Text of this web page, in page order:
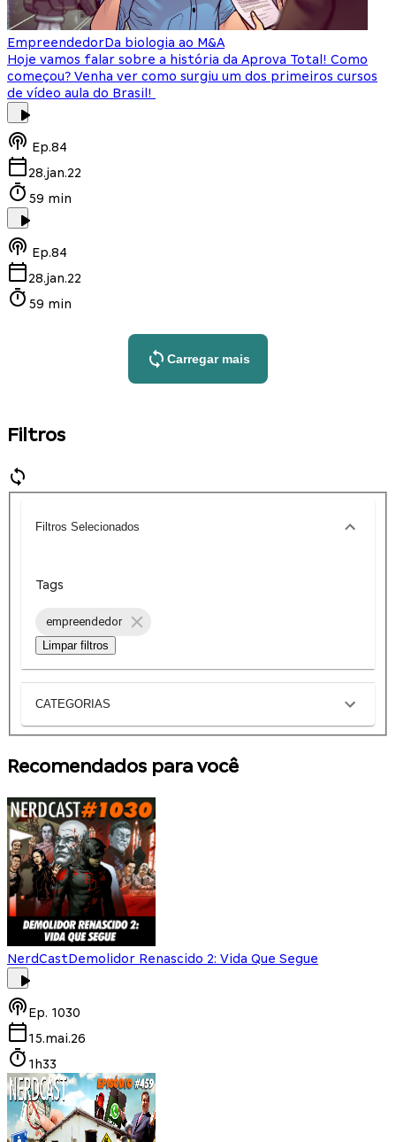
EmpreendedorDa biologia ao M&A
Hoje vamos falar sobre a história da Aprova Total! Como
começou? Venha ver como surgiu um dos primeiros cursos
de vídeo aula do Brasil!
Ep.84
28.jan.22
59 min
Ep.84
28.jan.22
59 min
Carregar mais
Filtros
Filtros Selecionados
Tags
empreendedor
Limpar filtros
CATEGORIAS
Recomendados para você
NerdCastDemolidor Renascido 2: Vida Que Segue
Ep. 1030
15.mai.26
1h33